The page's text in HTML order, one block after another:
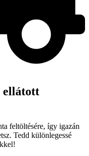
ellátott
feltöltésére, így igazán
Tedd különlegessé